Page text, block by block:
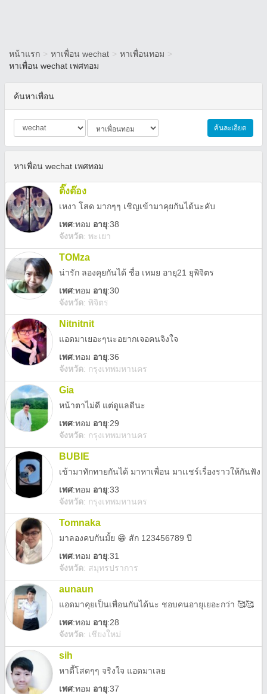
หน้าแรก > หาเพื่อน wechat > หาเพื่อนทอม >
หาเพื่อน wechat เพศทอม
ค้นหาเพื่อน
ค้นละเอียด
หาเพื่อน wechat เพศทอม
ติ๊งต๊อง
เหงา โสด มากๆๆ เชิญเข้ามาคุยกันได้นะคับ
เพศ:ทอม อายุ:38
จังหวัด: พะเยา
TOMza
น่ารัก ลองคุยกันได้ ชื่อ เหมย อายุ21 ยุพิจิตร
เพศ:ทอม อายุ:30
จังหวัด: พิจิตร
Nitnitnit
แอดมาเยอะๆนะอยากเจอคนจิงใจ
เพศ:ทอม อายุ:36
จังหวัด: กรุงเทพมหานคร
Gia
หน้าตาไม่ดี แต่ดูแลดีนะ
เพศ:ทอม อายุ:29
จังหวัด: กรุงเทพมหานคร
BUBIE
เข้ามาทักทายกันได้ มาหาเพื่อน มาเเชร์เรื่องราวให้กันฟัง
เพศ:ทอม อายุ:33
จังหวัด: กรุงเทพมหานคร
Tomnaka
มาลองคบกันมั้ย 😁 สัก 123456789 ปี
เพศ:ทอม อายุ:31
จังหวัด: สมุทรปราการ
aunaun
แอดมาคุยเป็นเพื่อนกันได้นะ ชอบคนอายุเยอะกว่า 🥰🥰
เพศ:ทอม อายุ:28
จังหวัด: เชียงใหม่
sih
หาดี้โสดๆๆ จริงใจ แอดมาเลย
เพศ:ทอม อายุ:37